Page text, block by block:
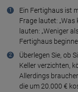
Ein Fertighaus ist
Frage lautet:
lauten: „Weniger
Fertighaus
Überlegen Sie, ob
Keller verzichten,
Allerdings
die um 20.000 €